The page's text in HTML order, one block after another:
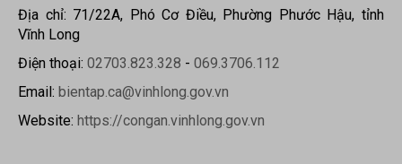
Địa chỉ: 71/22A, Phó Cơ Điều, Phường Phước Hậu, tỉnh
Vĩnh Long
Điện thoại: 02703.823.328 - 069.3706.112
Email: bientap.ca@vinhlong.gov.vn
Website: https://congan.vinhlong.gov.vn